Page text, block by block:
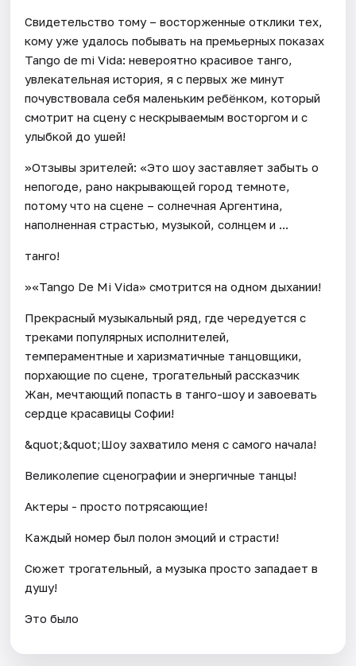
Свидетельство тому – восторженные отклики тех,
кому уже удалось побывать на премьерных показах
Tango de mi Vida: невероятно красивое танго,
увлекательная история, я с первых же минут
почувствовала себя маленьким ребёнком, который
смотрит на сцену с нескрываемым восторгом и с
улыбкой до ушей!
»Отзывы зрителей: «Это шоу заставляет забыть о
непогоде, рано накрывающей город темноте,
потому что на сцене – солнечная Аргентина,
наполненная страстью, музыкой, солнцем и ...
танго!
»«Tango De Mi Vida» смотрится на одном дыхании!
Прекрасный музыкальный ряд, где чередуется с
треками популярных исполнителей,
темпераментные и харизматичные танцовщики,
порхающие по сцене, трогательный рассказчик
Жан, мечтающий попасть в танго-шоу и завоевать
сердце красавицы Софии!
&quot;&quot;Шоу захватило меня с самого начала!
Великолепие сценографии и энергичные танцы!
Актеры - просто потрясающие!
Каждый номер был полон эмоций и страсти!
Сюжет трогательный, а музыка просто западает в
душу!
Это было